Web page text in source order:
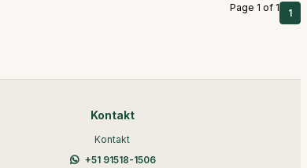
Page 1 of 1 1
Kontakt
Kontakt
+51 91518-1506